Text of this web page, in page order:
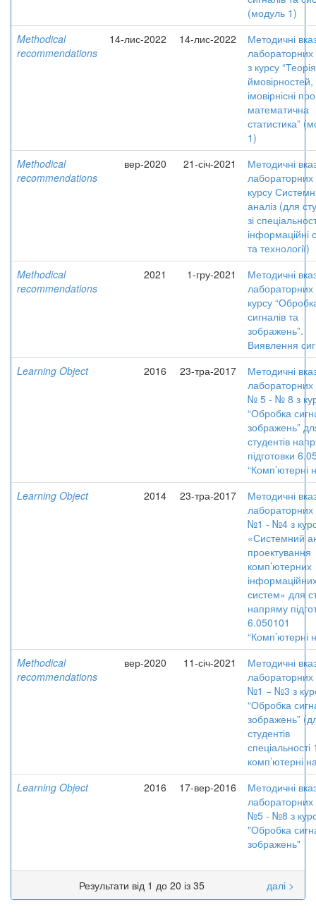
(модуль 1)
Methodical
recommendations
14-лис-2022 14-лис-2022
Методичні
лабораторних
з курсу “Теорія
ймовірностей,
імовірнісні
математична
статистика”
1)
Methodical
recommendations
вер-2020 21-січ-2021
Методичні
лабораторних
курсу
аналіз (для
зі
інформаційні
та технології)
Methodical
recommendations
2021 1-гру-2021
Методичні
лабораторних
курсу
сигналів та
зображень”.
Виявлення
Learning Object
2016 23-тра-2017
Методичні
лабораторних
№ 5 - № 8 з
“Обробка
зображень”
студентів
підготовки
“Комп’ютерні
Learning Object
2014 23-тра-2017
Методичні
лабораторних
№1 - №4 з
«Системний
проектування
комп’ютерних
систем» для
напряму
6.050101
“Комп’ютерні
Methodical
recommendations
вер-2020 11-січ-2021
Методичні
лабораторних
№1 − №3 з
“Обробка
зображень”
студентів
спеціальності
комп’ютерні
Learning Object
2016 17-вер-2016
Методичні
лабораторних
№5 - №8 з
"Обробка
зображень"
Результати від 1 до 20 із 35 далі >